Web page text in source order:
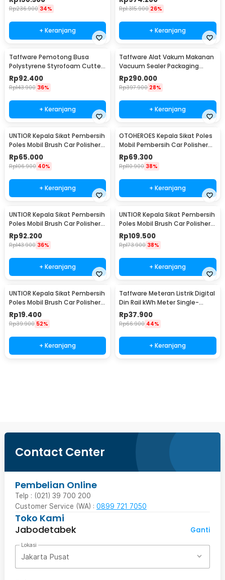
008
Rp236.900 34%
+ Keranjang
Rp1.315.900 26%
+ Keranjang
Taffware Pemotong Busa
Polystyrene Styrofoam Cutter
15W 405mm - CT25
Rp92.400
Rp143.900 36%
+ Keranjang
Taffware Alat Vakum Makanan
Vacuum Sealer Packaging
Machine with Bag - HP-9008
Rp290.000
Rp397.900 28%
+ Keranjang
UNTIOR Kepala Sikat Pembersih
Poles Mobil Brush Car Polisher
Kit 9 PCS - DB009
Rp65.000
Rp106.900 40%
+ Keranjang
OTOHEROES Kepala Sikat Poles
Mobil Pembersih Car Polisher
Kit 14PCS - UT760
Rp69.300
Rp110.900 38%
+ Keranjang
UNTIOR Kepala Sikat Pembersih
Poles Mobil Brush Car Polisher
Kit 22PCS - CB22
Rp92.200
Rp143.900 36%
+ Keranjang
UNTIOR Kepala Sikat Pembersih
Poles Mobil Brush Car Polisher
23 PCS - CB-031
Rp109.500
Rp173.900 38%
+ Keranjang
UNTIOR Kepala Sikat Pembersih
Poles Mobil Brush Car Polisher
Kit 3 PCS - DB003
Rp19.400
Rp39.900 52%
+ Keranjang
Taffware Meteran Listrik Digital
Din Rail kWh Meter Single-
Phase 220V - DDS844
Rp37.900
Rp66.900 44%
+ Keranjang
Contact Center
Pembelian Online
Telp : (021) 39 700 200
Customer Service (WA) : 0899 721 7050
Toko Kami
Jabodetabek
Ganti
Lokasi
Jakarta Pusat